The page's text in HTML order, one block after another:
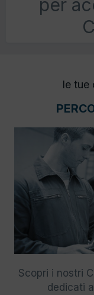
per
le tue
Scopri i nostri
dedicati